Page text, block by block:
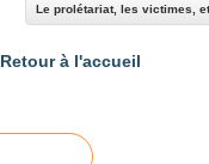
Le prolétariat, les victimes,
Retour à l'accueil